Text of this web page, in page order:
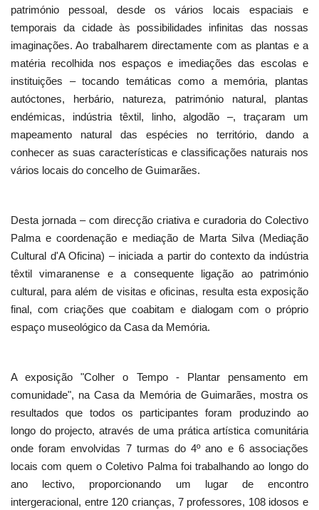
património pessoal, desde os vários locais espaciais e
temporais da cidade às possibilidades infinitas das nossas
imaginações. Ao trabalharem directamente com as plantas e a
matéria recolhida nos espaços e imediações das escolas e
instituições – tocando temáticas como a memória, plantas
autóctones, herbário, natureza, património natural, plantas
endémicas, indústria têxtil, linho, algodão –, traçaram um
mapeamento natural das espécies no território, dando a
conhecer as suas características e classificações naturais nos
vários locais do concelho de Guimarães.
Desta jornada – com direcção criativa e curadoria do Colectivo
Palma e coordenação e mediação de Marta Silva (Mediação
Cultural d'A Oficina) – iniciada a partir do contexto da indústria
têxtil vimaranense e a consequente ligação ao património
cultural, para além de visitas e oficinas, resulta esta exposição
final, com criações que coabitam e dialogam com o próprio
espaço museológico da Casa da Memória.
A exposição "Colher o Tempo - Plantar pensamento em
comunidade", na Casa da Memória de Guimarães, mostra os
resultados que todos os participantes foram produzindo ao
longo do projecto, através de uma prática artística comunitária
onde foram envolvidas 7 turmas do 4º ano e 6 associações
locais com quem o Coletivo Palma foi trabalhando ao longo do
ano lectivo, proporcionando um lugar de encontro
intergeracional, entre 120 crianças, 7 professores, 108 idosos e